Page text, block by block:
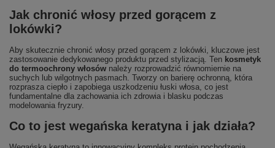
Jak chronić włosy przed gorącem z
lokówki?
Aby skutecznie chronić włosy przed gorącem z lokówki, kluczowe jest
zastosowanie dedykowanego produktu przed stylizacją. Ten kosmetyk
do termoochrony włosów należy rozprowadzić równomiernie na
suchych lub wilgotnych pasmach. Tworzy on barierę ochronną, która
rozprasza ciepło i zapobiega uszkodzeniu łuski włosa, co jest
fundamentalne dla zachowania ich zdrowia i blasku podczas
modelowania fryzury.
Co to jest wegańska keratyna i jak działa?